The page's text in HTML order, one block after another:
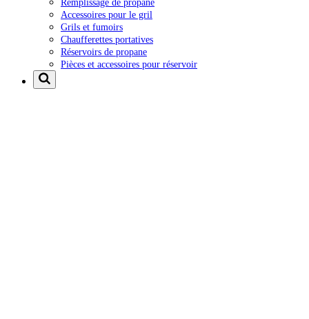
Accessoires pour le gril
Grils et fumoirs
Chaufferettes portatives
Réservoirs de propane
Pièces et accessoires pour réservoir